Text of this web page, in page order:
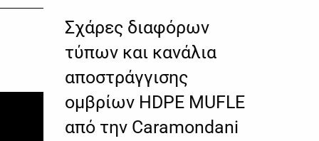
Σχάρες διαφόρων
τύπων και κανάλια
αποστράγγισης
ομβρίων HDPE MUFLE
από την Caramondani